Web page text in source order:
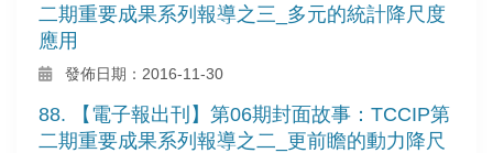
二期重要成果系列報導之三_多元的統計降尺度
應用
發佈日期：2016-11-30
88. 【電子報出刊】第06期封面故事：TCCIP第
二期重要成果系列報導之二_更前瞻的動力降尺